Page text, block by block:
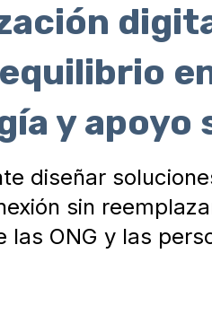
y apoyo
diseñar
sin
las ONG y las